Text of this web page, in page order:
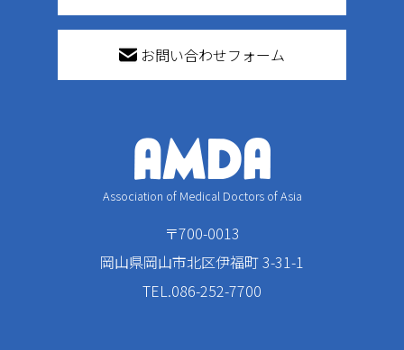
お問い合わせフォーム
Association of Medical Doctors of Asia
〒700-0013
岡山県岡山市北区伊福町 3-31-1
TEL.086-252-7700